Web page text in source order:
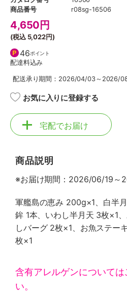
商品番号
r08sg-16506
4,650 円
(税込 5,022円)
46ポイント
配達料込み
配送承り期間：2026/04/03～2026/
お気に入りに登録する
宅配でお届け
商品説明
※お届け期間：2026/06/19～
軍艦島の恵み 200g×1、白半
鉾 1本、いわし半月天 3枚×1
しバーグ 2枚×1、お魚ステー
枚×1
含有アレルゲンについては
い。